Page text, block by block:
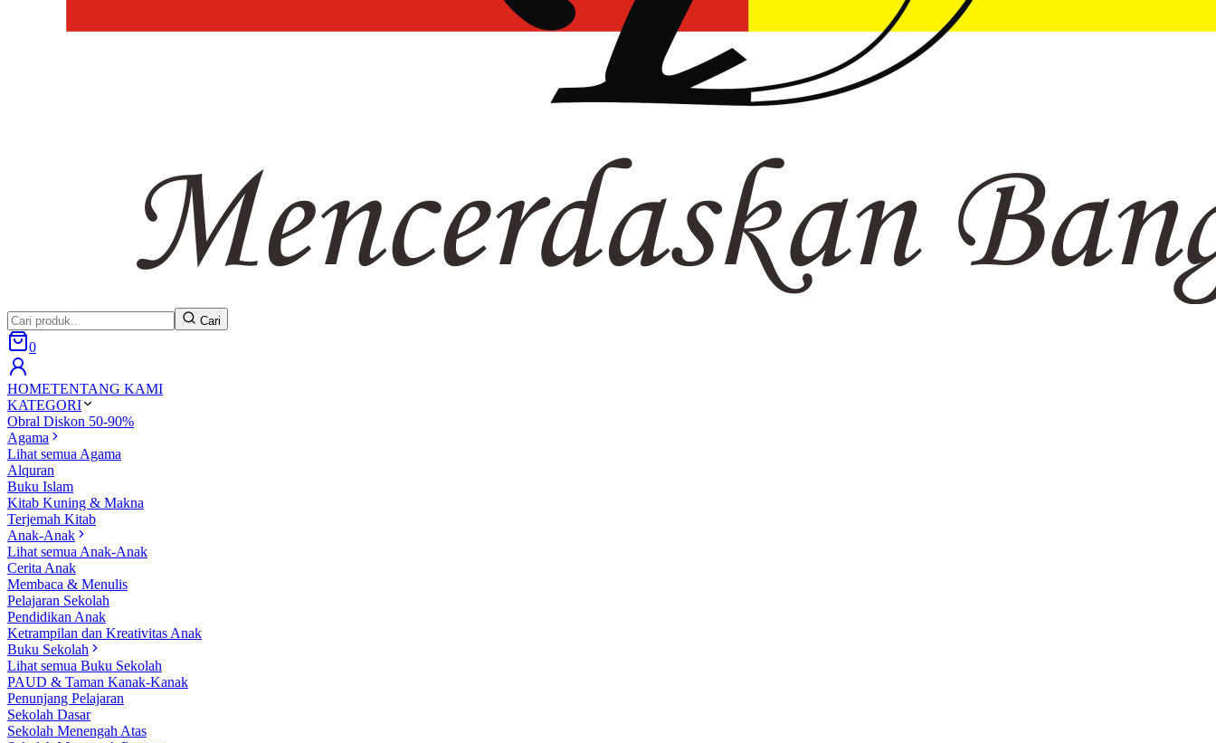
Cari
0
HOMETENTANG KAMI
KATEGORI
Obral Diskon 50-90%
Agama
Lihat semua Agama
Alquran
Buku Islam
Kitab Kuning & Makna
Terjemah Kitab
Anak-Anak
Lihat semua Anak-Anak
Cerita Anak
Membaca & Menulis
Pelajaran Sekolah
Pendidikan Anak
Ketrampilan dan Kreativitas Anak
Buku Sekolah
Lihat semua Buku Sekolah
PAUD & Taman Kanak-Kanak
Penunjang Pelajaran
Sekolah Dasar
Sekolah Menengah Atas